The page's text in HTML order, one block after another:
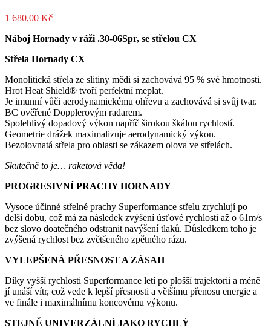
1 680,00 Kč
Náboj Hornady v ráži .30-06Spr, se střelou CX
Střela Hornady CX
Monolitická střela ze slitiny mědi si zachovává 95 % své hmotnosti.
Hrot Heat Shield® tvoří perfektní meplat.
Je imunní vůči aerodynamickému ohřevu a zachovává si svůj tvar.
BC ověřené Dopplerovým radarem.
Spolehlivý dopadový výkon napříč širokou škálou rychlostí.
Geometrie drážek maximalizuje aerodynamický výkon.
Bezolovnatá střela pro oblasti se zákazem olova ve střelách.
Skutečně to je… raketová věda!
PROGRESIVNÍ PRACHY HORNADY
Vysoce účinné střelné prachy Superformance střelu zrychlují po
delší dobu, což má za následek zvýšení úsťové rychlosti až o 61m/s
bez slovo doatečného odstranit navýšení tlaků. Důsledkem toho je
zvýšená rychlost bez zvětšeného zpětného rázu.
VYLEPŠENÁ PŘESNOST A ZÁSAH
Díky vyšší rychlosti Superformance letí po plošší trajektorii a méně
jí unáší vítr, což vede k lepší přesnosti a většímu přenosu energie a
ve finále i maximálnímu koncovému výkonu.
STEJNĚ UNIVERZÁLNÍ JAKO RYCHLÝ